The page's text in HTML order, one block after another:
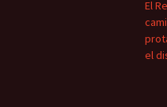
El
el